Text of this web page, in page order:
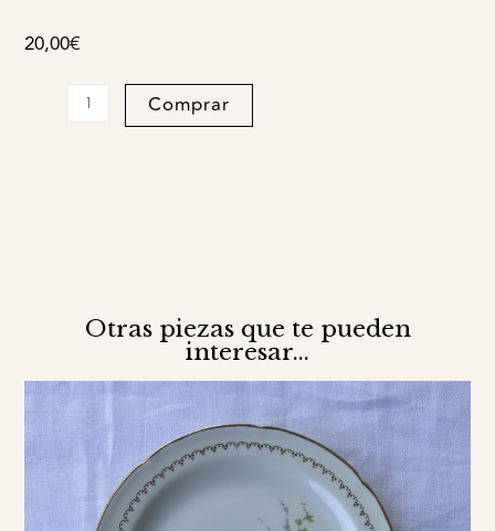
20,00€
Comprar
Otras piezas que te pueden
interesar...